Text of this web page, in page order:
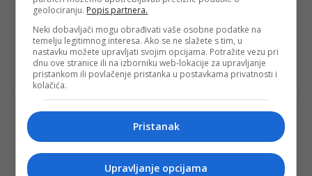
Luka Modrić večeras bi mogao ispisati
novu stranicu historije Real Madrida,
postavši najstariji igrač koji je nastupio za
ovaj prestižni…
Redakcija Sop·19/10/2024
Dinama, ekspresno ga je poslao na klupu
Dinamo drugi krug SuperSport HNL-a
geolociranju. Popis partnera.
Neki dobavljači mogu obrađivati vaše osobne podatke na
temelju legitimnog interesa. Ako se ne slažete s tim, u
nastavku možete upravljati svojim opcijama. Potražite vezu pri
dnu ove stranice ili na izborniku web-lokacije za upravljanje
pristankom ili povlačenje pristanka u postavkama privatnosti i
kolačića.
Pristanak
Upravljanje opcijama